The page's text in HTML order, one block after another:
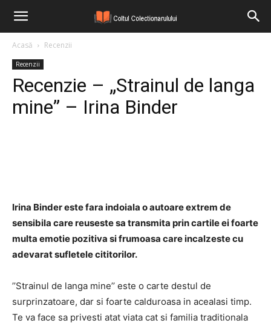
Acasă Recenzii
Recenzii
Recenzie – „Strainul de langa
mine” – Irina Binder
Irina Binder este fara indoiala o autoare extrem de
sensibila care reuseste sa transmita prin cartile ei foarte
multa emotie pozitiva si frumoasa care incalzeste cu
adevarat sufletele cititorilor.
’’Strainul de langa mine’’ este o carte destul de
surprinzatoare, dar si foarte calduroasa in acealasi timp.
Te va face sa privesti atat viata cat si familia traditionala